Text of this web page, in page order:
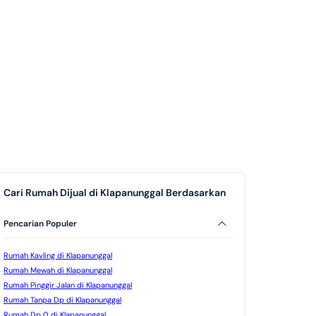
Cari Rumah Dijual di Klapanunggal Berdasarkan
Pencarian Populer
Rumah Kavling di Klapanunggal
Rumah Mewah di Klapanunggal
Rumah Pinggir Jalan di Klapanunggal
Rumah Tanpa Dp di Klapanunggal